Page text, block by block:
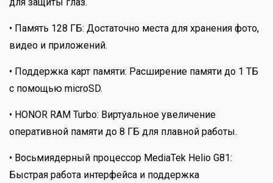
• Память 128 ГБ: Достаточно места для хранения фото,
видео и приложений.
• Поддержка карт памяти: Расширение памяти до 1 ТБ
с помощью microSD.
• HONOR RAM Turbo: Виртуальное увеличение
оперативной памяти до 8 ГБ для плавной работы.
• Восьмиядерный процессор MediaTek Helio G81:
Быстрая работа интерфейса и поддержка